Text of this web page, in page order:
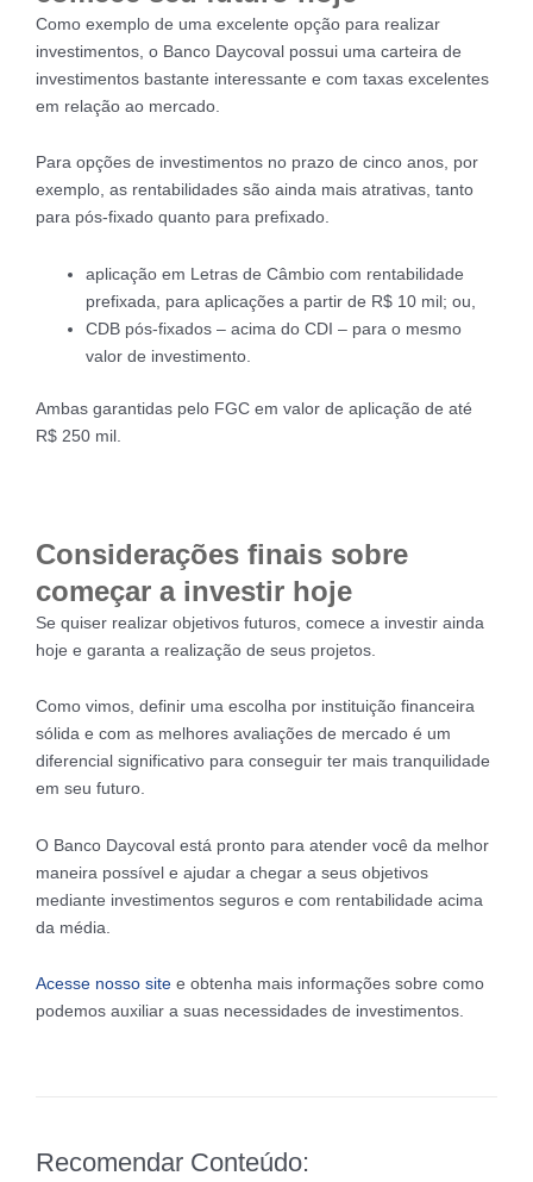
Como exemplo de uma excelente opção para realizar
investimentos, o Banco Daycoval possui uma carteira de
investimentos bastante interessante e com taxas excelentes
em relação ao mercado.
Para opções de investimentos no prazo de cinco anos, por
exemplo, as rentabilidades são ainda mais atrativas, tanto
para pós-fixado quanto para prefixado.
aplicação em Letras de Câmbio com rentabilidade
prefixada, para aplicações a partir de R$ 10 mil; ou,
CDB pós-fixados – acima do CDI – para o mesmo
valor de investimento.
Ambas garantidas pelo FGC em valor de aplicação de até
R$ 250 mil.
Considerações finais sobre
começar a investir hoje
Se quiser realizar objetivos futuros, comece a investir ainda
hoje e garanta a realização de seus projetos.
Como vimos, definir uma escolha por instituição financeira
sólida e com as melhores avaliações de mercado é um
diferencial significativo para conseguir ter mais tranquilidade
em seu futuro.
O Banco Daycoval está pronto para atender você da melhor
maneira possível e ajudar a chegar a seus objetivos
mediante investimentos seguros e com rentabilidade acima
da média.
Acesse nosso site e obtenha mais informações sobre como
podemos auxiliar a suas necessidades de investimentos.
Recomendar Conteúdo: